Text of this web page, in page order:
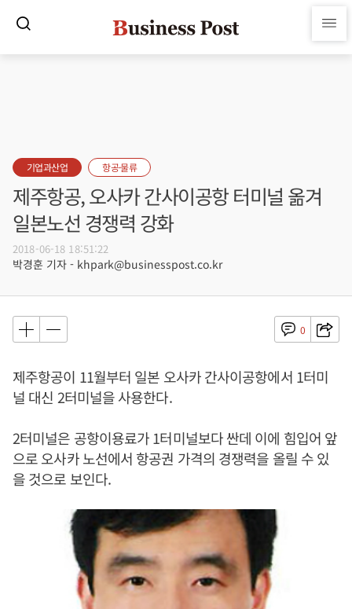
기업과산업 항공·물류
제주항공, 오사카 간사이공항 터미널 옮겨
일본노선 경쟁력 강화
2018-06-18 18:51:22
박경훈 기자 - khpark@businesspost.co.kr
0
제주항공이 11월부터 일본 오사카 간사이공항에서 1터미
널 대신 2터미널을 사용한다.
2터미널은 공항이용료가 1터미널보다 싼데 이에 힘입어 앞
으로 오사카 노선에서 항공권 가격의 경쟁력을 올릴 수 있
을 것으로 보인다.